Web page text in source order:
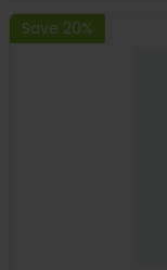
Save 20%